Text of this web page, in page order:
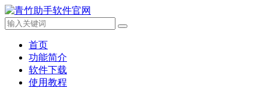
首页
功能简介
软件下载
使用教程